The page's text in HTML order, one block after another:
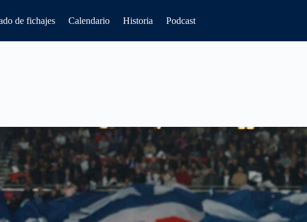
de fichajes Calendario Historia Podcast